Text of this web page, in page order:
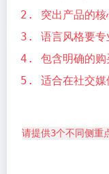
2. 突出产品的核
3. 语言风格要专
4. 包含明确的购
5. 适合在社交媒
请提供3个不同侧重